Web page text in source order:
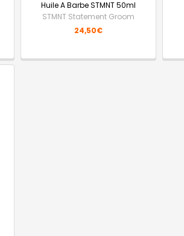
Huile A Barbe STMNT 50ml
STMNT Statement Groom
24,50€